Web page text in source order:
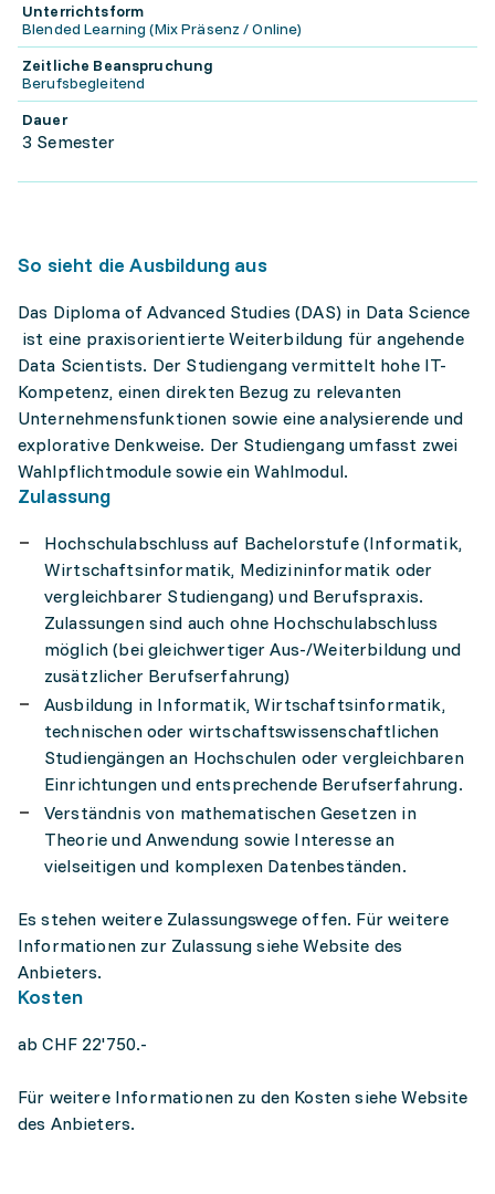
Unterrichtsform
Blended Learning (Mix Präsenz / Online)
Zeitliche Beanspruchung
Berufsbegleitend
Dauer
3 Semester
So sieht die Ausbildung aus
Das Diploma of Advanced Studies (DAS) in Data Science
ist eine praxisorientierte Weiterbildung für angehende
Data Scientists. Der Studiengang vermittelt hohe IT-
Kompetenz, einen direkten Bezug zu relevanten
Unternehmensfunktionen sowie eine analysierende und
explorative Denkweise. Der Studiengang umfasst zwei
Wahlpflichtmodule sowie ein Wahlmodul.
Zulassung
Hochschulabschluss auf Bachelorstufe (Informatik,
Wirtschaftsinformatik, Medizininformatik oder
vergleichbarer Studiengang) und Berufspraxis.
Zulassungen sind auch ohne Hochschulabschluss
möglich (bei gleichwertiger Aus-/Weiterbildung und
zusätzlicher Berufserfahrung)
Ausbildung in Informatik, Wirtschaftsinformatik,
technischen oder wirtschaftswissenschaftlichen
Studiengängen an Hochschulen oder vergleichbaren
Einrichtungen und entsprechende Berufserfahrung.
Verständnis von mathematischen Gesetzen in
Theorie und Anwendung sowie Interesse an
vielseitigen und komplexen Datenbeständen.
Es stehen weitere Zulassungswege offen. Für weitere
Informationen zur Zulassung siehe Website des
Anbieters.
Kosten
ab CHF 22'750.-
Für weitere Informationen zu den Kosten siehe Website
des Anbieters.